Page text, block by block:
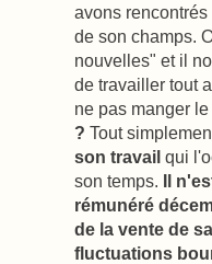
avons
de son champs.
nouvelles" et il
de travailler tout
ne pas manger
? Tout
son travail qui
son temps. Il
rémunéré
de la vente de
fluctuations